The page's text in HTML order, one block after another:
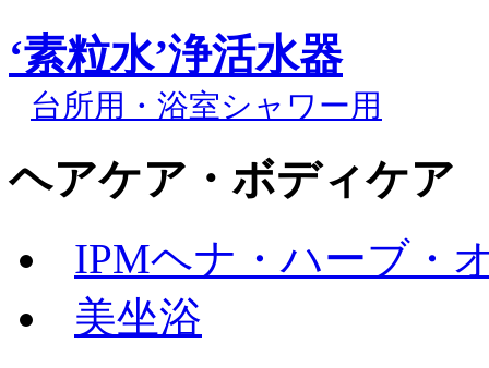
‘素粒水’浄活水器
台所用・浴室シャワー用
ヘアケア・ボディケア
IPMヘナ・ハーブ・
美坐浴